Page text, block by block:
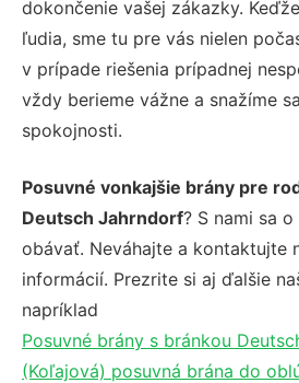
dokončenie vašej zákazky.
ľudia, sme tu pre vás nielen
v prípade riešenia prípadnej
vždy berieme vážne a snažíme
spokojnosti.
Posuvné vonkajšie brány pre
Deutsch Jahrndorf? S nami sa
obávať. Neváhajte a kontaktujte
informácií. Prezrite si aj ďalšie
napríklad
Posuvné brány s bránkou
(Koľajová) posuvná brána do